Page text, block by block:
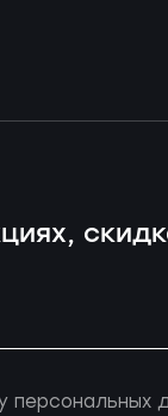
персональных